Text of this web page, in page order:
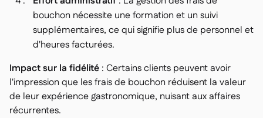
bouchon nécessite une formation et un suivi
supplémentaires, ce qui signifie plus de personnel et
d'heures facturées.
Impact sur la fidélité : Certains clients peuvent avoir
l'impression que les frais de bouchon réduisent la valeur
de leur expérience gastronomique, nuisant aux affaires
récurrentes.